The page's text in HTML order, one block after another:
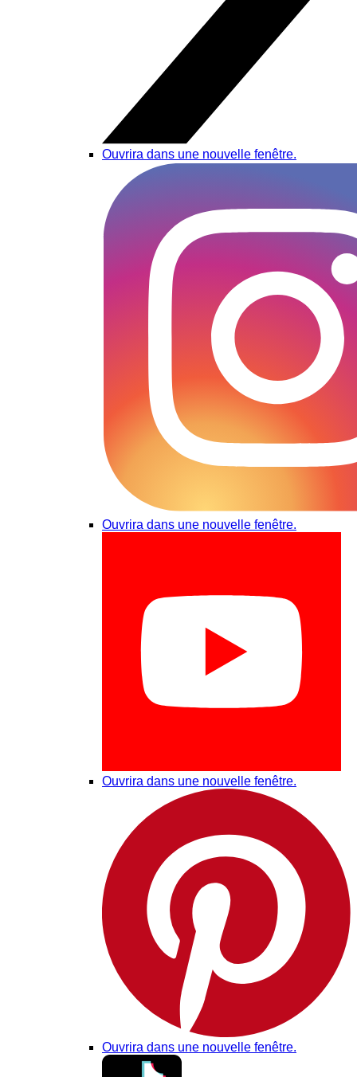
Ouvrira dans une nouvelle fenêtre.
Ouvrira dans une nouvelle fenêtre.
Ouvrira dans une nouvelle fenêtre.
Ouvrira dans une nouvelle fenêtre.